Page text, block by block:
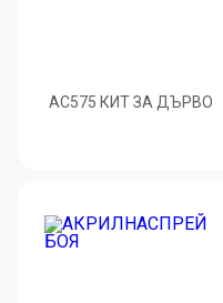
AC575 КИТ ЗА ДЪРВО